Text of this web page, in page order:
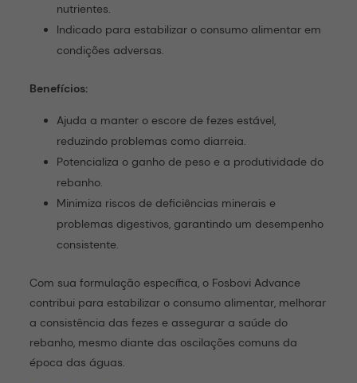
nutrientes.
Indicado para estabilizar o consumo alimentar em
condições adversas.
Benefícios:
Ajuda a manter o escore de fezes estável,
reduzindo problemas como diarreia.
Potencializa o ganho de peso e a produtividade do
rebanho.
Minimiza riscos de deficiências minerais e
problemas digestivos, garantindo um desempenho
consistente.
Com sua formulação específica, o Fosbovi Advance
contribui para estabilizar o consumo alimentar, melhorar
a consistência das fezes e assegurar a saúde do
rebanho, mesmo diante das oscilações comuns da
época das águas.